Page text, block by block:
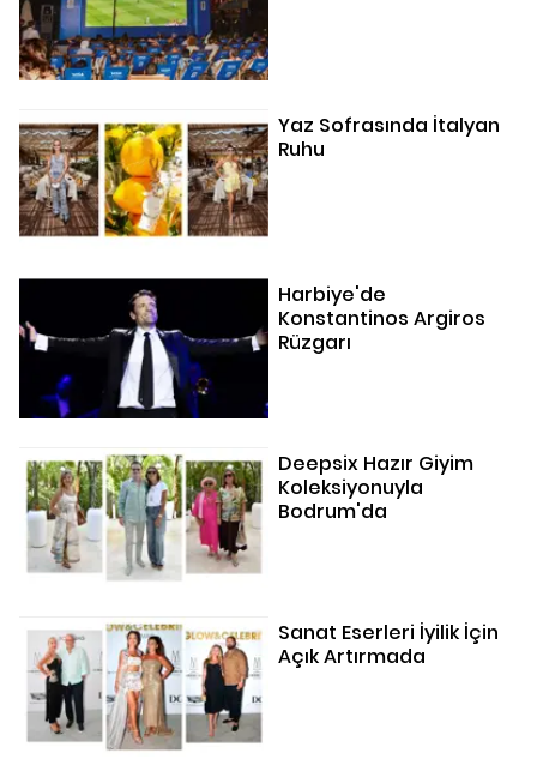
Yaz Sofrasında İtalyan
Ruhu
Harbiye'de
Konstantinos Argiros
Rüzgarı
Deepsix Hazır Giyim
Koleksiyonuyla
Bodrum'da
Sanat Eserleri İyilik İçin
Açık Artırmada